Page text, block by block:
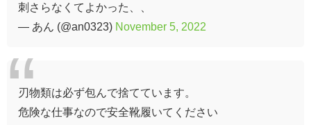
刺さらなくてよかった、、
— あん (@an0323) November 5, 2022
刃物類は必ず包んで捨てています。
危険な仕事なので安全靴履いてください